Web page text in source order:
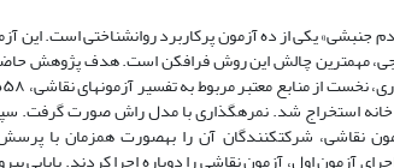
جنبشی» یکی از ده آزمون پرکاربرد روان­شناختی است.
مهم­ترین چالش این روش فرافکن است. هدف پژوهش حاضر